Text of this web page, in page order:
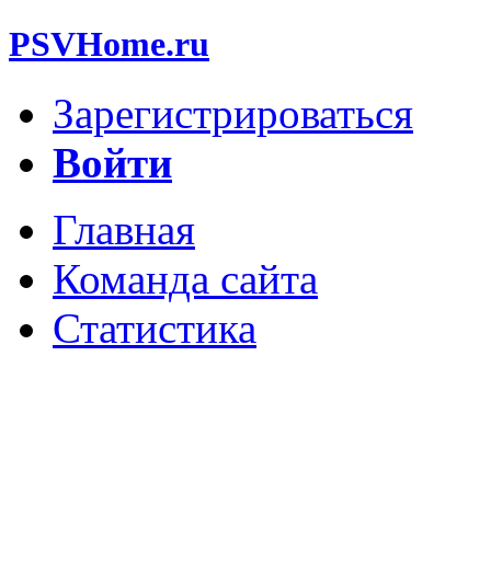
PSVHome.ru
Зарегистрироваться
Войти
Главная
Команда сайта
Статистика